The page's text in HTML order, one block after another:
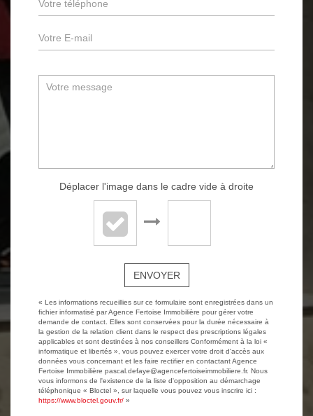
Déplacer l'image dans le cadre vide à droite
ENVOYER
« Les informations recueillies sur ce formulaire sont enregistrées dans un
fichier informatisé par Agence Fertoise Immobilière pour gérer votre
demande de contact. Elles sont conservées pour la durée nécessaire à
la gestion de la relation client dans le respect des prescriptions légales
applicables et sont destinées à nos conseillers Conformément à la loi «
informatique et libertés », vous pouvez exercer votre droit d'accès aux
données vous concernant et les faire rectifier en contactant Agence
Fertoise Immobilière pascal.defaye@agencefertoiseimmobiliere.fr. Nous
vous informons de l'existence de la liste d'opposition au démarchage
téléphonique « Bloctel », sur laquelle vous pouvez vous inscrire ici :
https://www.bloctel.gouv.fr/ »